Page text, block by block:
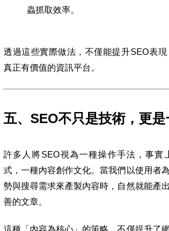
蟲抓取效率。
透過這些實際做法，不僅能提升SEO表
真正有價值的資訊平台。
五、SEO不只是技術，更
許多人將SEO視為一種操作手法，事實
式，一種內容創作文化。當我們以使用者
勢與搜尋需求來產製內容時，自然就能產
善的文章。
這種「內容為核心」的策略，不僅提升了